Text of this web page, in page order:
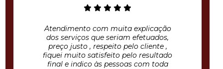
Atendimento com muita explicação
dos serviços que seriam efetuados,
preço justo , respeito pelo cliente ,
fiquei muito satisfeito pelo resultado
final e indico às pessoas com toda